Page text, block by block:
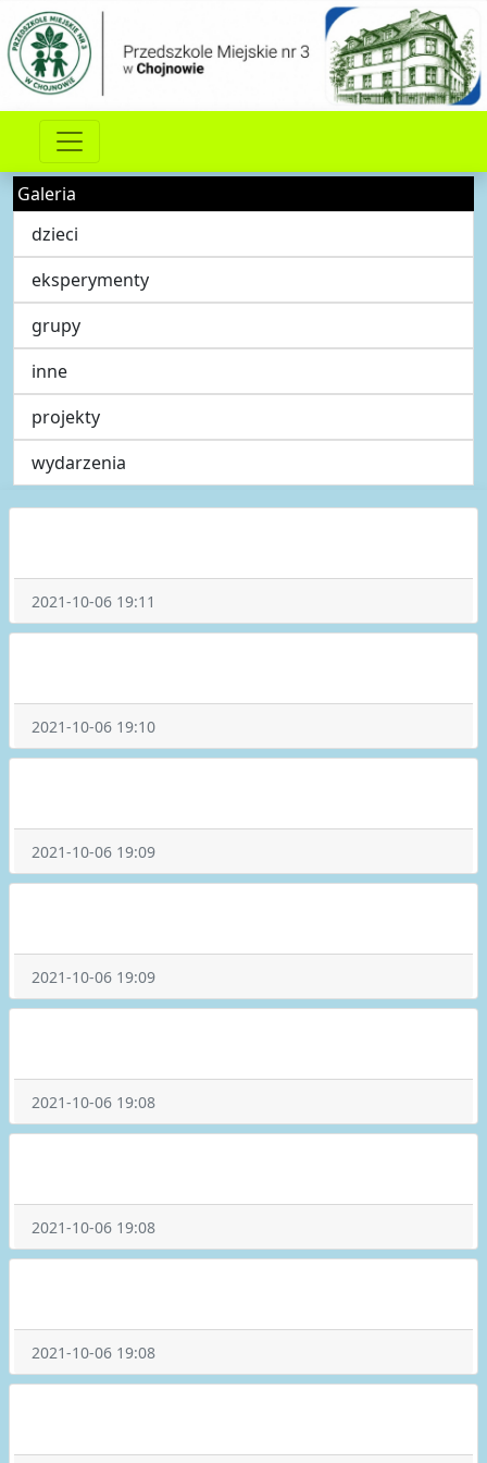
Galeria
dzieci
eksperymenty
grupy
inne
projekty
wydarzenia
2021-10-06 19:11
2021-10-06 19:10
2021-10-06 19:09
2021-10-06 19:09
2021-10-06 19:08
2021-10-06 19:08
2021-10-06 19:08